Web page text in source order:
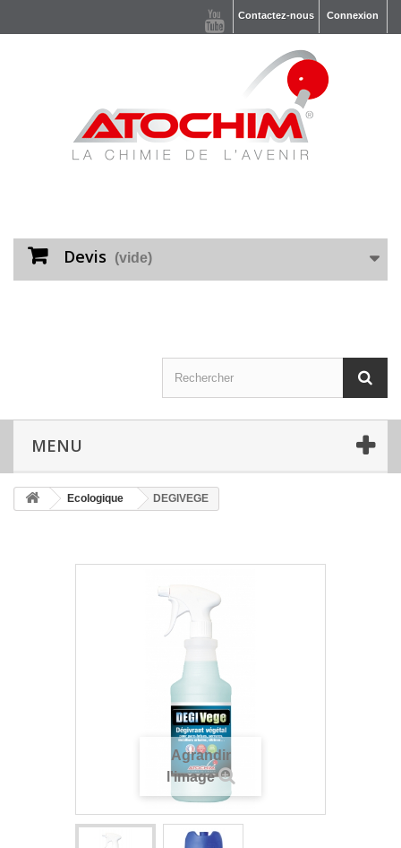
Connexion
Contactez-nous
Devis (vide)
MENU
Ecologique DEGIVEGE
Agrandir
l'image